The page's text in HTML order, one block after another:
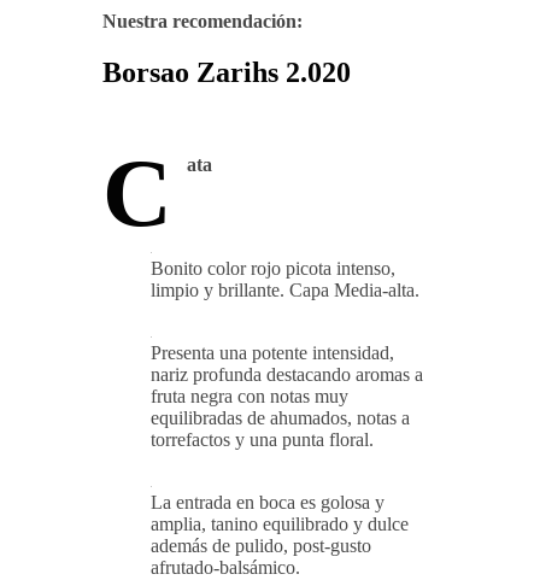
Nuestra recomendación:
Borsao Zarihs 2.020
C ata
Bonito color rojo picota intenso,
limpio y brillante. Capa Media-alta.
Presenta una potente intensidad,
nariz profunda destacando aromas a
fruta negra con notas muy
equilibradas de ahumados, notas a
torrefactos y una punta floral.
La entrada en boca es golosa y
amplia, tanino equilibrado y dulce
además de pulido, post-gusto
afrutado-balsámico.